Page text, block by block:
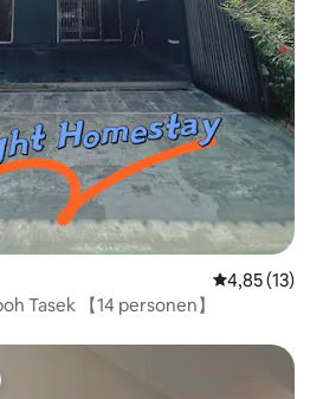
Gemiddelde
4,85 (13)
Tasek 【14 personen】